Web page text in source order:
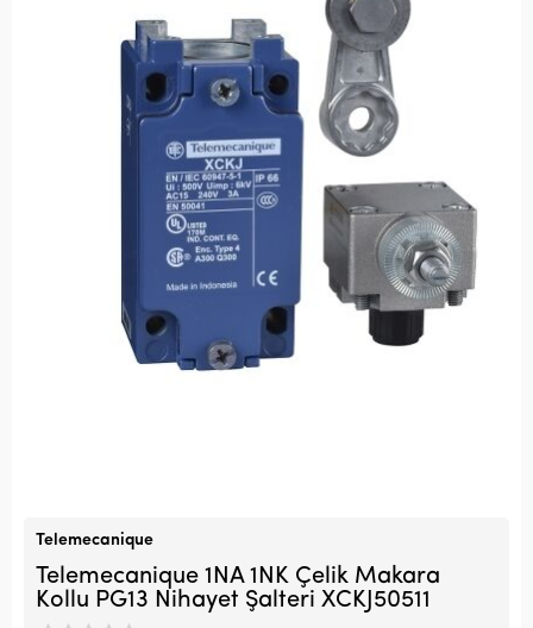
Telemecanique
Telemecanique 1NA 1NK Çelik Makara
Kollu PG13 Nihayet Şalteri XCKJ50511